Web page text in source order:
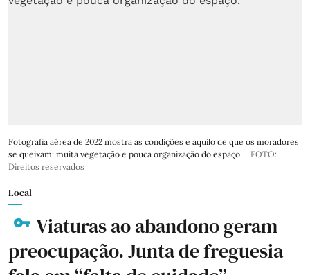
Fotografia aérea de 2022 mostra as condições e aquilo de que os moradores
se queixam: muita vegetação e pouca organização do espaço.
FOTO:
Direitos reservados
Local
Viaturas ao abandono geram
preocupação. Junta de freguesia